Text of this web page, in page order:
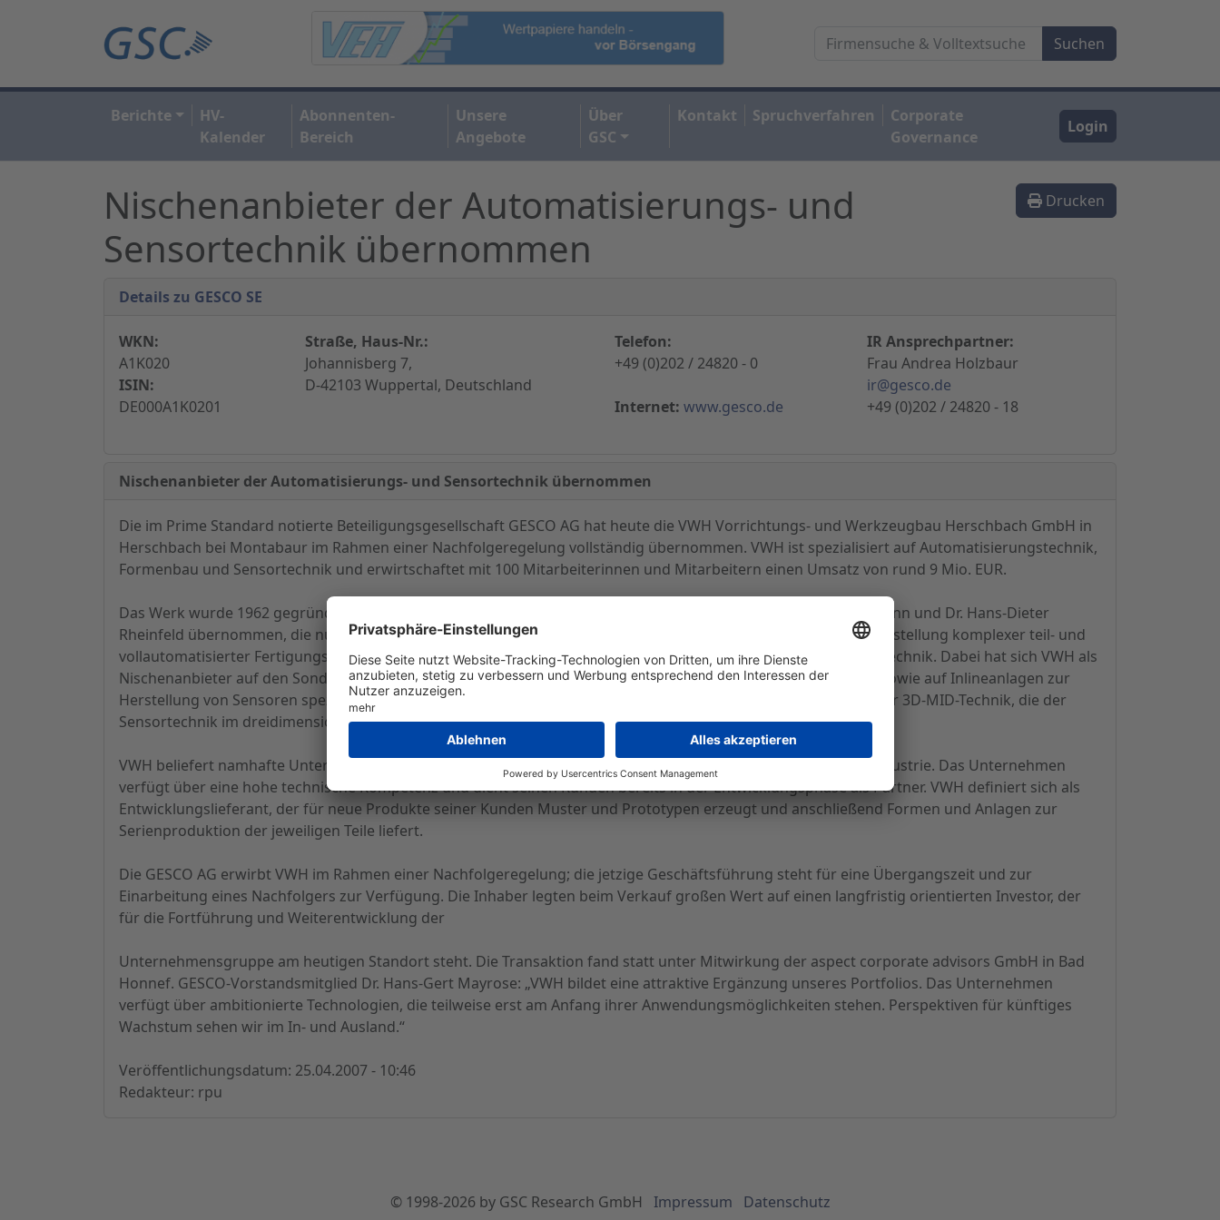
Berichte
HV-
Kalender
Abonnenten-
Bereich
Unsere
Angebote
Über
GSC
Kontakt Spruchverfahren
Corporate
Governance
Login
Drucken
Nischenanbieter der Automatisierungs- und
Sensortechnik übernommen
Details zu GESCO SE
WKN:
A1K020
ISIN:
DE000A1K0201
Straße, Haus-Nr.:
Johannisberg 7,
D-42103 Wuppertal, Deutschland
Telefon:
+49 (0)202 / 24820 - 0
Internet: www.gesco.de
IR Ansprechpartner:
Frau Andrea Holzbaur
ir@gesco.de
+49 (0)202 / 24820 - 18
Nischenanbieter der Automatisierungs- und Sensortechnik übernommen
Die im Prime Standard notierte Beteiligungsgesellschaft GESCO AG hat heute die VWH Vorrichtungs- und Werkzeugbau Herschbach GmbH in
Herschbach bei Montabaur im Rahmen einer Nachfolgeregelung vollständig übernommen. VWH ist spezialisiert auf Automatisierungstechnik,
Formenbau und Sensortechnik und erwirtschaftet mit 100 Mitarbeiterinnen und Mitarbeitern einen Umsatz von rund 9 Mio. EUR.
Das Werk wurde 1962 gegründet und 1994 von den beiden geschäftsführenden Gesellschaftern Dr. Egbert Eymann und Dr. Hans-Dieter
Rheinfeld übernommen, die nun an GESCO verkauft haben. Die Kernkompetenz liegt in der Entwicklung und Herstellung komplexer teil- und
vollautomatisierter Fertigungsanlagen zur Montage von Komponenten einschließlich der entsprechenden Prüftechnik. Dabei hat sich VWH als
Nischenanbieter auf den Sondermaschinenbau in der Automatisierungstechnik, auf den Spritzgießformenbau sowie auf Inlineanlagen zur
Herstellung von Sensoren spezialisiert. Darüber hinaus besitzt das Unternehmen ein profundes Know-how in der 3D-MID-Technik, die der
Sensortechnik im dreidimensionalen Leiterplattenaufbau neue Möglichkeiten erschließt.
VWH beliefert namhafte Unternehmen der Automobil- und Zulieferbranche sowie der Elektro- und Elektronikindustrie. Das Unternehmen
verfügt über eine hohe technische Kompetenz und dient seinen Kunden bereits in der Entwicklungsphase als Partner. VWH definiert sich als
Entwicklungslieferant, der für neue Produkte seiner Kunden Muster und Prototypen erzeugt und anschließend Formen und Anlagen zur
Serienproduktion der jeweiligen Teile liefert.
Die GESCO AG erwirbt VWH im Rahmen einer Nachfolgeregelung; die jetzige Geschäftsführung steht für eine Übergangszeit und zur
Einarbeitung eines Nachfolgers zur Verfügung. Die Inhaber legten beim Verkauf großen Wert auf einen langfristig orientierten Investor, der
für die Fortführung und Weiterentwicklung der
Unternehmensgruppe am heutigen Standort steht. Die Transaktion fand statt unter Mitwirkung der aspect corporate advisors GmbH in Bad
Honnef. GESCO-Vorstandsmitglied Dr. Hans-Gert Mayrose: „VWH bildet eine attraktive Ergänzung unseres Portfolios. Das Unternehmen
verfügt über ambitionierte Technologien, die teilweise erst am Anfang ihrer Anwendungsmöglichkeiten stehen. Perspektiven für künftiges
Wachstum sehen wir im In- und Ausland.“
Veröffentlichungsdatum: 25.04.2007 - 10:46
Redakteur: rpu
© 1998-2026by GSC Research GmbH Impressum Datenschutz